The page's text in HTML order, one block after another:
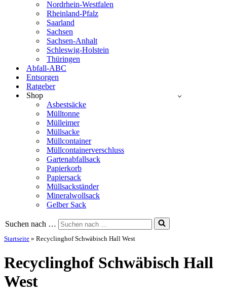
Nordrhein-Westfalen
Rheinland-Pfalz
Saarland
Sachsen
Sachsen-Anhalt
Schleswig-Holstein
Thüringen
Abfall-ABC
Entsorgen
Ratgeber
Shop
Asbestsäcke
Mülltonne
Mülleimer
Müllsacke
Müllcontainer
Müllcontainerverschluss
Gartenabfallsack
Papierkorb
Papiersack
Müllsackständer
Mineralwollsack
Gelber Sack
Suchen nach …
Startseite » Recyclinghof Schwäbisch Hall West
Recyclinghof Schwäbisch Hall
West